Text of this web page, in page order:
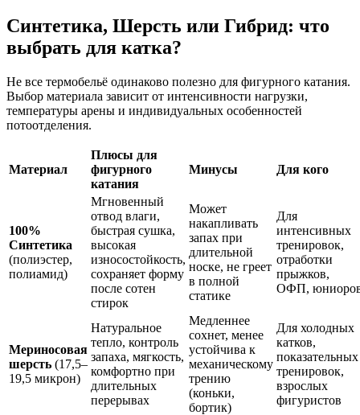
Синтетика, Шерсть или Гибрид: что
выбрать для катка?
Не все термобельё одинаково полезно для фигурного катания.
Выбор материала зависит от интенсивности нагрузки,
температуры арены и индивидуальных особенностей
потоотделения.
Материал
Плюсы для
фигурного
катания
Минусы Для кого
100%
Синтетика
(полиэстер,
полиамид)
Мгновенный
отвод влаги,
быстрая сушка,
высокая
износостойкость,
сохраняет форму
после сотен
стирок
Может
накапливать
запах при
длительной
носке, не греет
в полной
статике
Для
интенсивных
тренировок,
отработки
прыжков,
ОФП,
Мериносовая
шерсть (17,5–
19,5 микрон)
Натуральное
тепло, контроль
запаха, мягкость,
комфортно при
длительных
перерывах
Медленнее
сохнет, менее
устойчива к
механическому
трению
(коньки,
бортик)
Для холодных
катков,
показательных
тренировок,
взрослых
фигуристов